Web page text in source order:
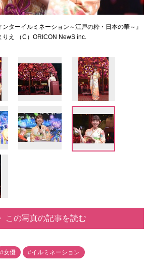
ターイルミネーション～江戸の粋・日本の華～』
りえ （C）ORICON NewS inc.
この写真の記事を読む
#女優 #イルミネーション